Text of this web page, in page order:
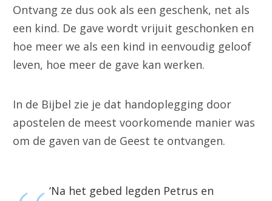
Ontvang ze dus ook als een geschenk, net als
een kind. De gave wordt vrijuit geschonken en
hoe meer we als een kind in eenvoudig geloof
leven, hoe meer de gave kan werken.
In de Bijbel zie je dat handoplegging door
apostelen de meest voorkomende manier was
om de gaven van de Geest te ontvangen.
‘Na het gebed legden Petrus en